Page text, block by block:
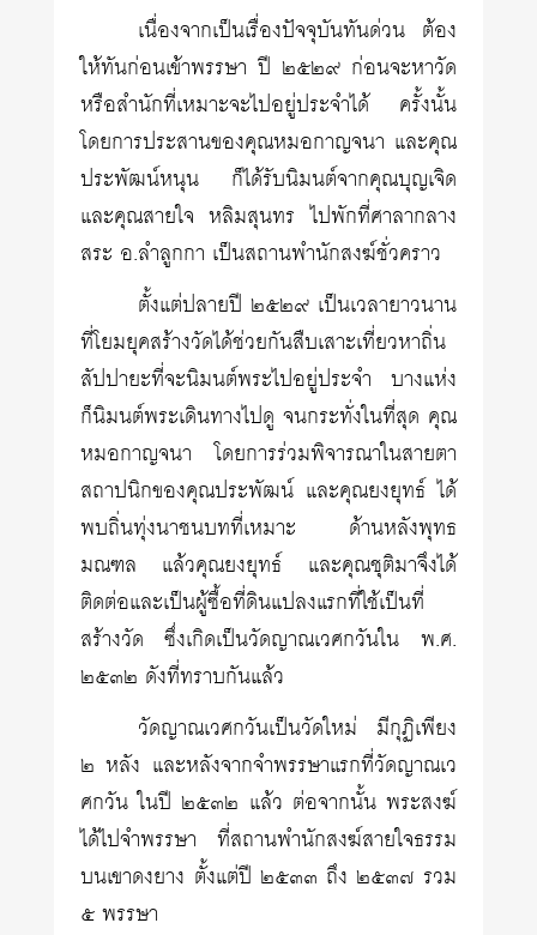
เนื่องจากเป็นเรื่องปัจจุบันทันด่วน ต้อง
ให้ทันก่อนเข้าพรรษา ปี ๒๕๒๙ ก่อนจะหาวัด
หรือสำนักที่เหมาะจะไปอยู่ประจำได้ ครั้งนั้น
โดยการประสานของคุณหมอกาญจนา และคุณ
ประพัฒน์หนุน ก็ได้รับนิมนต์จากคุณบุญเจิด
และคุณสายใจ หลิมสุนทร ไปพักที่ศาลากลาง
สระ อ.ลำลูกกา เป็นสถานพำนักสงฆ์ชั่วคราว
ตั้งแต่ปลายปี ๒๕๒๙ เป็นเวลายาวนาน
ที่โยมยุคสร้างวัดได้ช่วยกันสืบเสาะเที่ยวหาถิ่น
สัปปายะที่จะนิมนต์พระไปอยู่ประจำ บางแห่ง
ก็นิมนต์พระเดินทางไปดู จนกระทั่งในที่สุด คุณ
หมอกาญจนา โดยการร่วมพิจารณาในสายตา
สถาปนิกของคุณประพัฒน์ และคุณยงยุทธ์ ได้
พบถิ่นทุ่งนาชนบทที่เหมาะ ด้านหลังพุทธ
มณฑล แล้วคุณยงยุทธ์ และคุณชุติมาจึงได้
ติดต่อและเป็นผู้ซื้อที่ดินแปลงแรกที่ใช้เป็นที่
สร้างวัด ซึ่งเกิดเป็นวัดญาณเวศกวันใน พ.ศ.
๒๕๓๒ ดังที่ทราบกันแล้ว
วัดญาณเวศกวันเป็นวัดใหม่ มีกุฏิเพียง
๒ หลัง และหลังจากจำพรรษาแรกที่วัดญาณเว
ศกวัน ในปี ๒๕๓๒ แล้ว ต่อจากนั้น พระสงฆ์
ได้ไปจำพรรษา ที่สถานพำนักสงฆ์สายใจธรรม
บนเขาดงยาง ตั้งแต่ปี ๒๕๓๓ ถึง ๒๕๓๗ รวม
๕ พรรษา